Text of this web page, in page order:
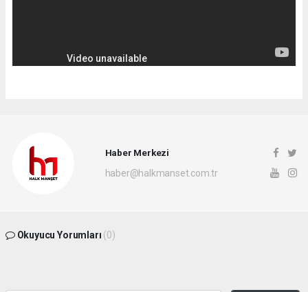
Haber Merkezi
haber@halkmanset.com.tr
Okuyucu Yorumları (0)